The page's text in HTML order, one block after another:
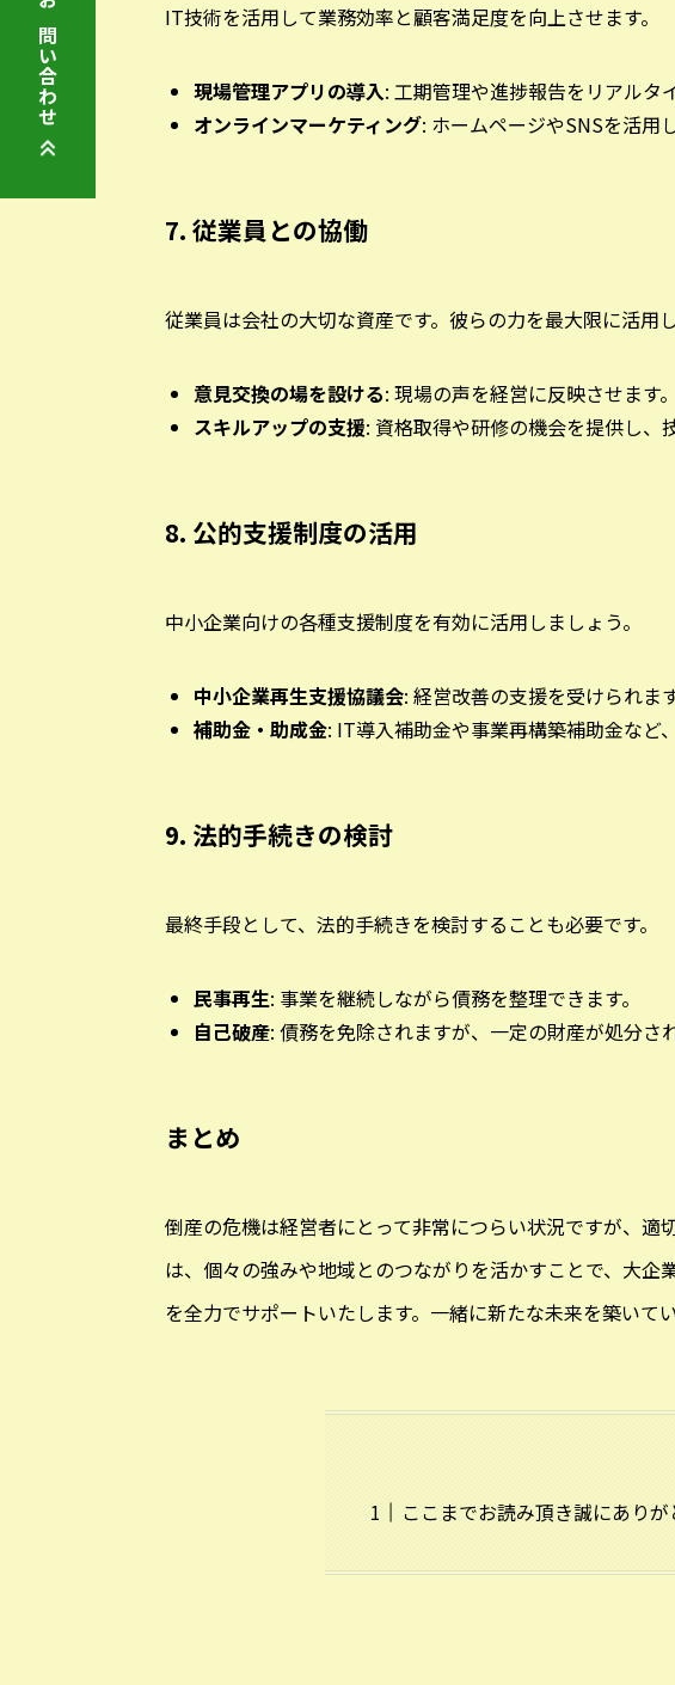
お問い合わせ IT技術を活用して業務効率と顧客満足度を向上させます。
現場管理アプリの導入: 工期管理や進捗報告をリアルタ
オンラインマーケティング: ホームページやSNSを活用
7. 従業員との協働
従業員は会社の大切な資産です。彼らの力を最大限に活用し
意見交換の場を設ける: 現場の声を経営に反映させます。
スキルアップの支援: 資格取得や研修の機会を提供し、
8. 公的支援制度の活用
中小企業向けの各種支援制度を有効に活用しましょう。
中小企業再生支援協議会: 経営改善の支援を受けられます
補助金・助成金: IT導入補助金や事業再構築補助金など
9. 法的手続きの検討
最終手段として、法的手続きを検討することも必要です。
民事再生: 事業を継続しながら債務を整理できます。
自己破産: 債務を免除されますが、一定の財産が処分さ
まとめ
倒産の危機は経営者にとって非常につらい状況ですが、
は、個々の強みや地域とのつながりを活かすことで、大
を全力でサポートいたします。一緒に新たな未来を築いて
ここまでお読み頂き誠にありが